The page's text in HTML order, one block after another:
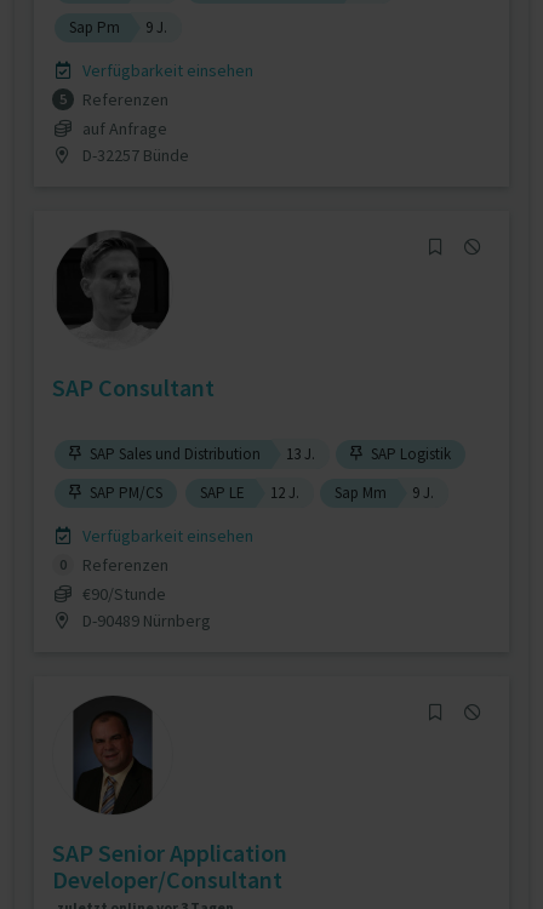
Sap Pm
9 J.
Verfügbarkeit einsehen
5
Referenzen
auf Anfrage
D-32257 Bünde
SAP Consultant
SAP Sales und Distribution 13 J.
SAP Logistik
SAP PM/CS
SAP LE 12 J. Sap Mm 9 J.
Verfügbarkeit einsehen
0
Referenzen
€90/Stunde
D-90489 Nürnberg
SAP Senior Application
Developer/Consultant